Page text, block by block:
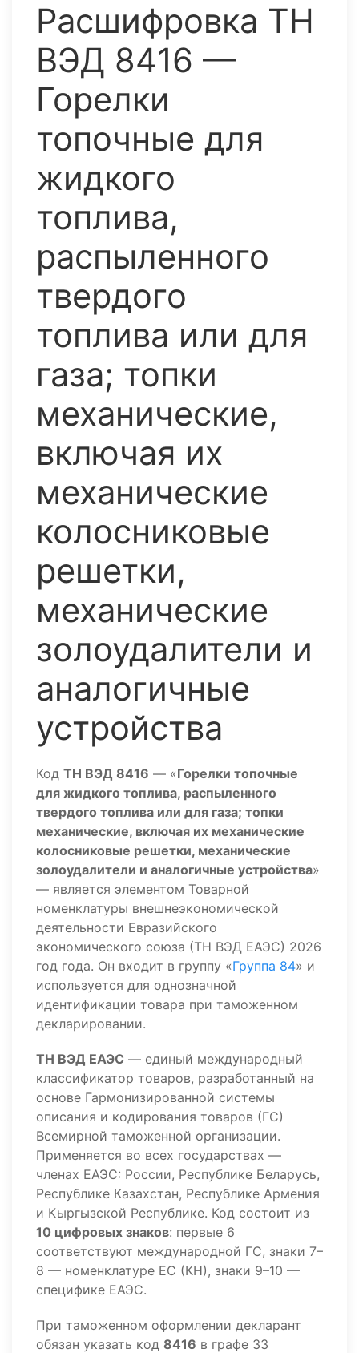
Расшифровка ТН
ВЭД 8416 —
Горелки
топочные для
жидкого
топлива,
распыленного
твердого
топлива или для
газа; топки
механические,
включая их
механические
колосниковые
решетки,
механические
золоудалители и
аналогичные
устройства
Код ТН ВЭД 8416 — «Горелки топочные
для жидкого топлива, распыленного
твердого топлива или для газа; топки
механические, включая их механические
колосниковые решетки, механические
золоудалители и аналогичные устройства»
— является элементом Товарной
номенклатуры внешнеэкономической
деятельности Евразийского
экономического союза (ТН ВЭД ЕАЭС) 2026
год года. Он входит в группу «Группа 84» и
используется для однозначной
идентификации товара при таможенном
декларировании.
ТН ВЭД ЕАЭС — единый международный
классификатор товаров, разработанный на
основе Гармонизированной системы
описания и кодирования товаров (ГС)
Всемирной таможенной организации.
Применяется во всех государствах —
членах ЕАЭС: России, Республике Беларусь,
Республике Казахстан, Республике Армения
и Кыргызской Республике. Код состоит из
10 цифровых знаков: первые 6
соответствуют международной ГС, знаки 7–
8 — номенклатуре ЕС (КН), знаки 9–10 —
специфике ЕАЭС.
При таможенном оформлении декларант
обязан указать код 8416 в графе 33